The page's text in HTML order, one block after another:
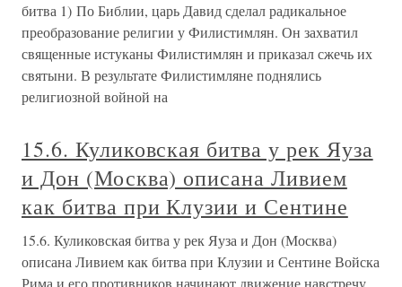
битва 1) По Библии, царь Давид сделал радикальное
преобразование религии у Филистимлян. Он захватил
священные истуканы Филистимлян и приказал сжечь их
святыни. В результате Филистимляне поднялись
религиозной войной на
15.6. Куликовская битва у рек Яуза
и Дон (Москва) описана Ливием
как битва при Клузии и Сентине
15.6. Куликовская битва у рек Яуза и Дон (Москва)
описана Ливием как битва при Клузии и Сентине Войска
Рима и его противников начинают движение навстречу